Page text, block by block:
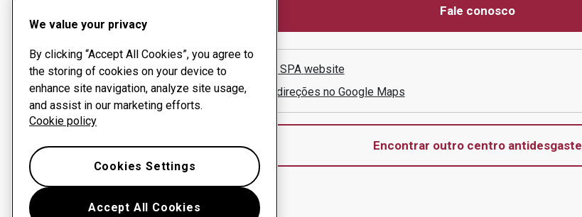
Fale conosco
MASSIN SPA website
Mostrar direções no Google Maps
Encontrar outro centro antidesgaste
We value your privacy
By clicking “Accept All Cookies”, you agree to
the storing of cookies on your device to
enhance site navigation, analyze site usage,
and assist in our marketing efforts.
Cookie policy
Accept All Cookies
Cookies Settings